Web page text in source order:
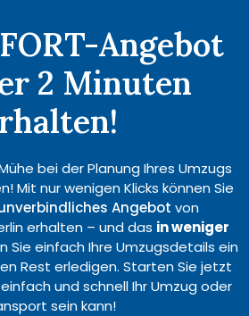
Angebot
2 Minuten
bei der Planung Ihres Umzugs
Mit nur wenigen Klicks können Sie
Angebot von
erhalten – und das in weniger
Sie einfach Ihre Umzugsdetails ein
Rest erledigen. Starten Sie jetzt
und schnell Ihr Umzug oder
sein kann!